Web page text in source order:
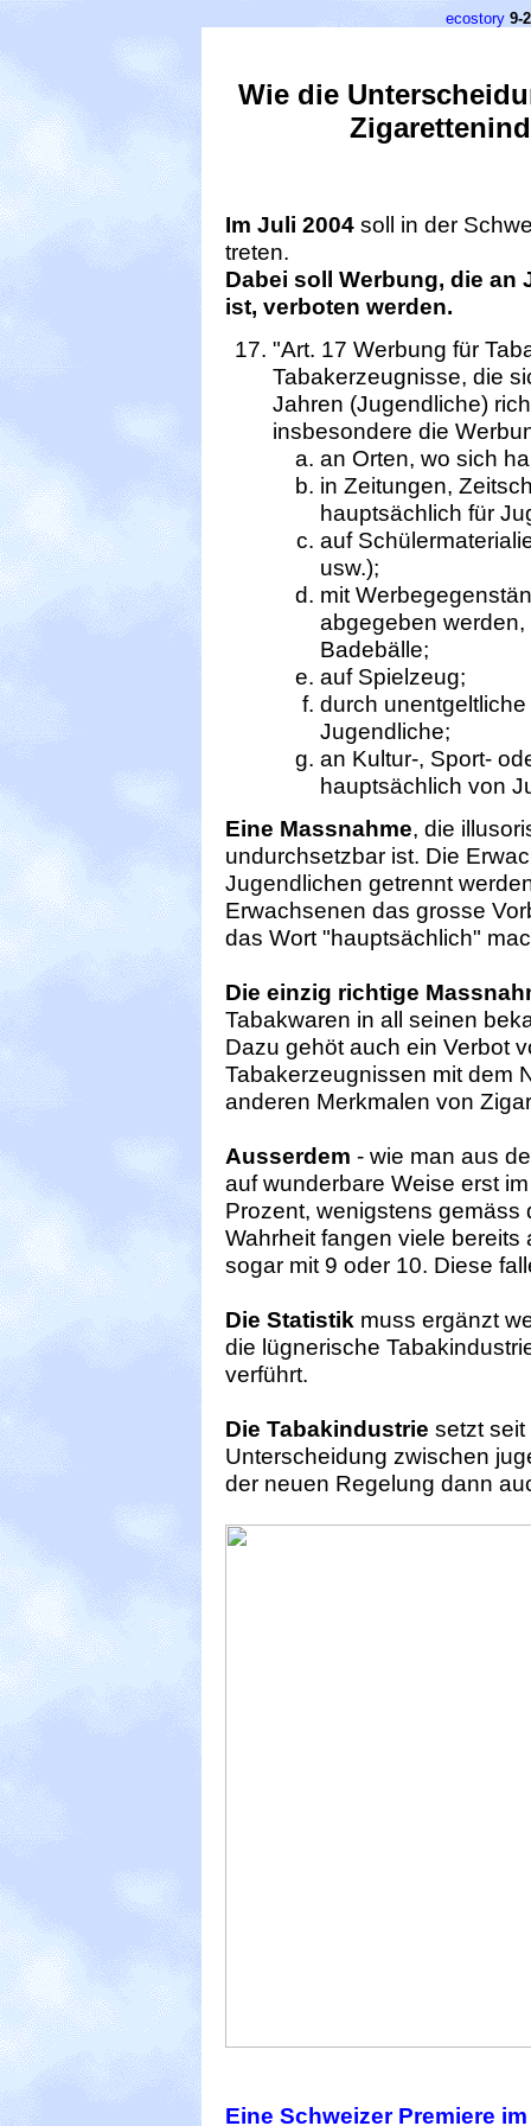
ecostory 9-
Wie die
Im Juli 2004 soll in der
treten.
Dabei soll Werbung, die
ist, verboten werden.
"Art. 17 Werbung für
Tabakerzeugnisse, die
Jahren (Jugendliche)
insbesondere die
an Orten, wo sich
in Zeitungen,
hauptsächlich für
auf
usw.);
mit
abgegeben
Badebälle;
auf Spielzeug;
durch
Jugendliche;
an Kultur-, Sport-
hauptsächlich von
Eine Massnahme, die
undurchsetzbar ist. Die
Jugendlichen getrennt
Erwachsenen das grosse
das Wort "hauptsächlich"
Die einzig richtige
Tabakwaren in all seinen
Dazu gehöt auch ein Verbot
Tabakerzeugnissen mit dem
anderen Merkmalen von
Ausserdem - wie man aus
auf wunderbare Weise erst
Prozent, wenigstens gemäss
Wahrheit fangen viele
sogar mit 9 oder 10. Diese
Die Statistik muss ergänzt
die lügnerische
verführt.
Die Tabakindustrie setzt
Unterscheidung zwischen
der neuen Regelung dann
Eine Schweizer Premiere